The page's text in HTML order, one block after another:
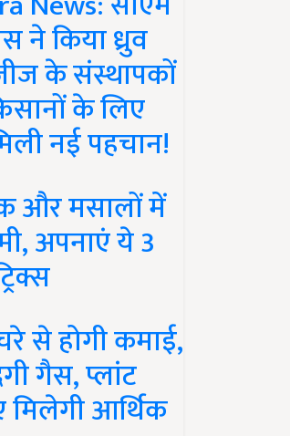
ने किया ध्रुव
के संस्थापकों
के लिए
नई पहचान!
और मसालों में
अपनाएं ये 3
से होगी कमाई,
गैस, प्लांट
आर्थिक